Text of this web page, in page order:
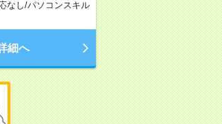
なし/パソコンスキル
細へ